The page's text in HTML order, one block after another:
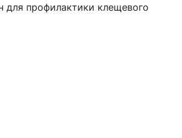
для профилактики клещевого